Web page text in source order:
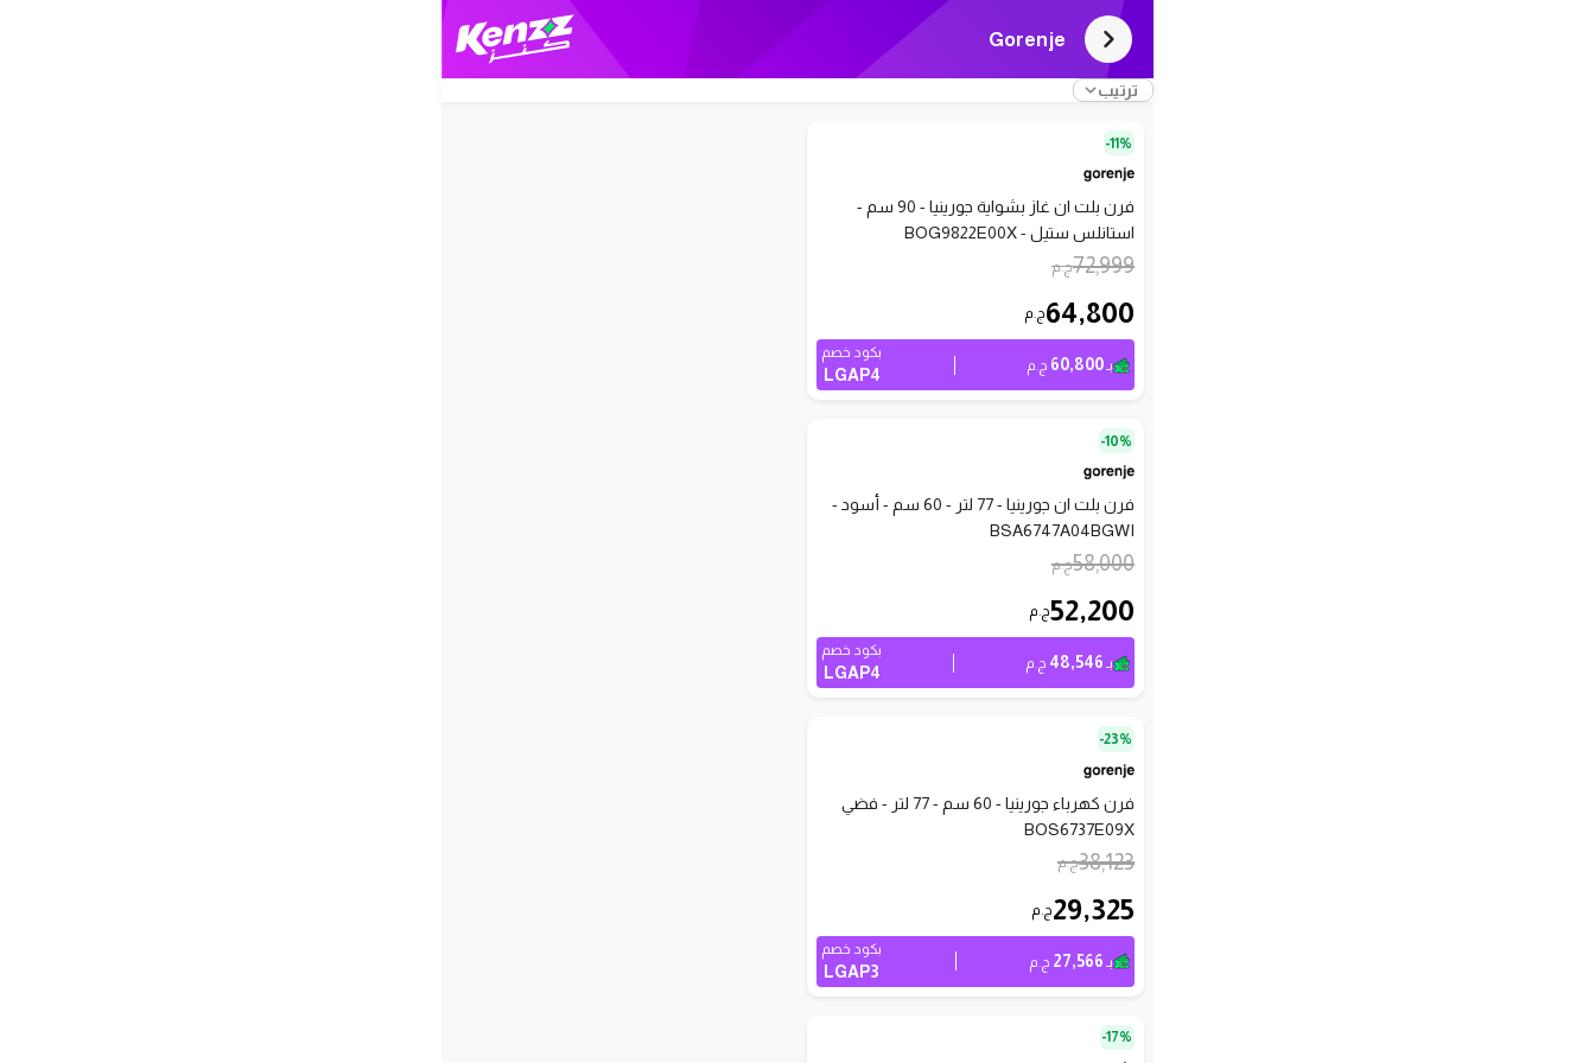
Gorenje
ترتيب
11%-
فرن بلت ان غاز بشواية جورينيا - 90 سم -
استانلس ستيل - BOG9822E00X
72,999ج.م
64,800ج.م
بـ60,800 ج.م
بكود خصم
LGAP4
10%-
فرن بلت ان جورينيا - 77 لتر - 60 سم - أسود -
BSA6747A04BGWI
58,000ج.م
52,200ج.م
بـ 48,546 ج.م
بكود خصم
LGAP4
23%-
فرن كهرباء جورينيا - 60 سم - 77 لتر - فضي
BOS6737E09X
38,123ج.م
29,325ج.م
بـ 27,566 ج.م
بكود خصم
LGAP3
17%-